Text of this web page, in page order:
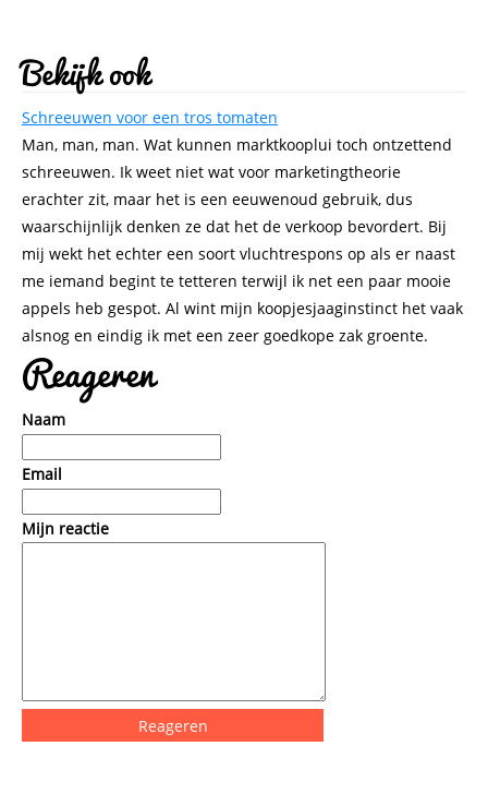
Bekijk ook
Schreeuwen voor een tros tomaten
Man, man, man. Wat kunnen marktkooplui toch ontzettend
schreeuwen. Ik weet niet wat voor marketingtheorie
erachter zit, maar het is een eeuwenoud gebruik, dus
waarschijnlijk denken ze dat het de verkoop bevordert. Bij
mij wekt het echter een soort vluchtrespons op als er naast
me iemand begint te tetteren terwijl ik net een paar mooie
appels heb gespot. Al wint mijn koopjesjaaginstinct het vaak
alsnog en eindig ik met een zeer goedkope zak groente.
Reageren
Naam
Email
Mijn reactie